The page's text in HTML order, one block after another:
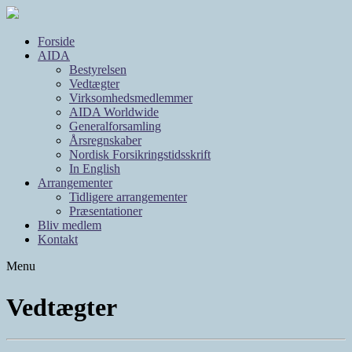
Forside
AIDA
Bestyrelsen
Vedtægter
Virksomhedsmedlemmer
AIDA Worldwide
Generalforsamling
Årsregnskaber
Nordisk Forsikringstidsskrift
In English
Arrangementer
Tidligere arrangementer
Præsentationer
Bliv medlem
Kontakt
Menu
Vedtægter